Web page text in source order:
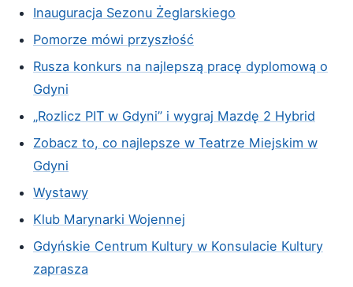
Inauguracja Sezonu Żeglarskiego
Pomorze mówi przyszłość
Rusza konkurs na najlepszą pracę dyplomową o
Gdyni
„Rozlicz PIT w Gdyni” i wygraj Mazdę 2 Hybrid
Zobacz to, co najlepsze w Teatrze Miejskim w
Gdyni
Wystawy
Klub Marynarki Wojennej
Gdyńskie Centrum Kultury w Konsulacie Kultury
zaprasza